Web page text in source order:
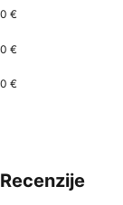
0 €
0 €
0 €
Recenzije